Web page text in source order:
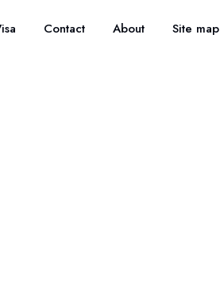
Contact About Site map